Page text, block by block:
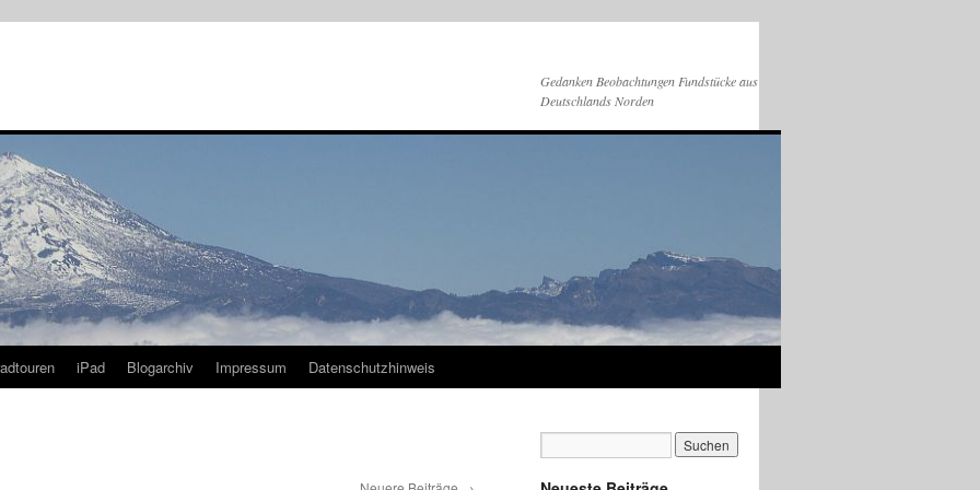
Gedanken Beobachtungen Fundstücke aus
Deutschlands Norden
iPad Blogarchiv Impressum Datenschutzhinweis